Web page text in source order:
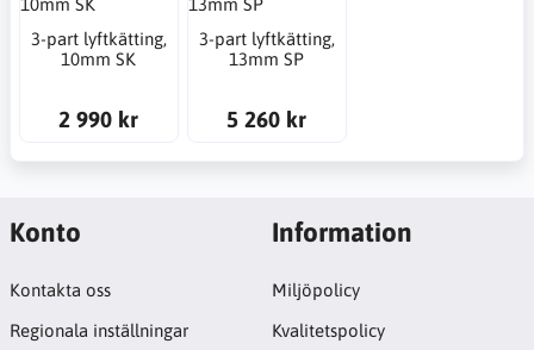
3-part lyftkätting,
10mm SK
2 990 kr
3-part lyftkätting,
13mm SP
5 260 kr
Konto
Kontakta oss
Regionala inställningar
Information
Miljöpolicy
Kvalitetspolicy